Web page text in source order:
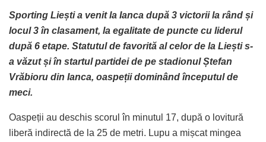
Sporting Liești a venit la Ianca după 3 victorii la rând și
locul 3 în clasament, la egalitate de puncte cu liderul
după 6 etape. Statutul de favorită al celor de la Liești s-
a văzut și în startul partidei de pe stadionul Ștefan
Vrăbioru din Ianca, oaspeții dominând începutul de
meci.
Oaspeții au deschis scorul în minutul 17, după o lovitură
liberă indirectă de la 25 de metri. Lupu a mișcat mingea